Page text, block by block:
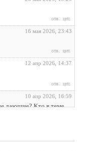
отв. цит.
16 мая 2026, 23:43
отв. цит.
12 апр 2026, 14:37
отв. цит.
10 апр 2026, 16:59
дающие? Кто в теме